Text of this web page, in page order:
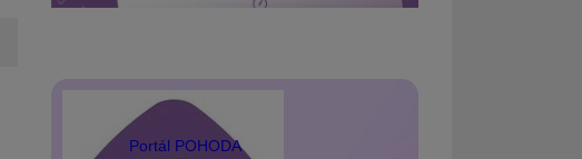
Portál POHODA